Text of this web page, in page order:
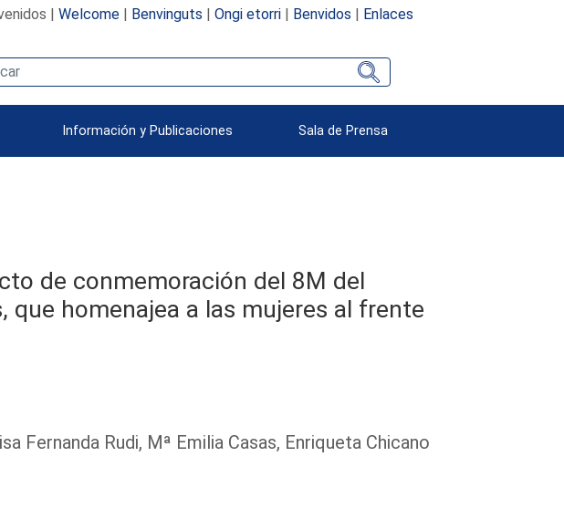
| Welcome| Benvinguts | Ongi etorri| Benvidos | Enlaces
Información y Publicaciones Sala de Prensa
de conmemoración del 8M del
que homenajea a las mujeres al frente
Fernanda Rudi, Mª Emilia Casas, Enriqueta Chicano